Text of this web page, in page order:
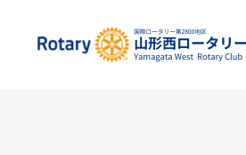
私たちについて